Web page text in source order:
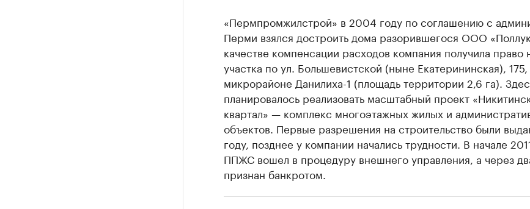
«Пермпромжилстрой» в 2004 году по соглашению с
Перми взялся достроить дома разорившегося ООО
качестве компенсации расходов компания получила право
участка по ул. Большевистской (ныне Екатерининская), 175,
микрорайоне Данилиха-1 (площадь территории 2,6 га).
планировалось реализовать масштабный проект
квартал» — комплекс многоэтажных жилых и
объектов. Первые разрешения на строительство были
году, позднее у компании начались трудности. В начале
ППЖС вошел в процедуру внешнего управления, а через
признан банкротом.